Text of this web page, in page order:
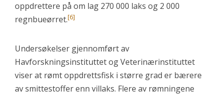
oppdrettere på om lag 270 000 laks og 2 000
regnbueørret.[6]
Undersøkelser gjennomført av
Havforskningsinstituttet og Veterinærinstituttet
viser at rømt oppdrettsfisk i større grad er bærere
av smittestoffer enn villaks. Flere av rømningene